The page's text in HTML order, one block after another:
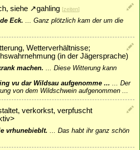
siehe ↗gahling [zeiten]
Eck. ... Ganz plötzlich kam der um die
Wetterverhältnisse;
(in der Jägersprache)
machen. ... Diese Witterung kann
vu dar Wildsau aufgenomme ... ... Der
von dem Wildschwein aufgenommen ...
verkorkst, verpfuscht
vrhunebieblt. ... Das habt ihr ganz schön